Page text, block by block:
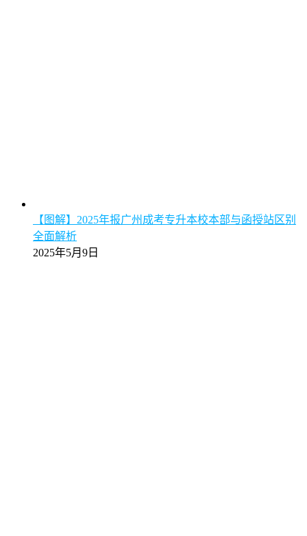
【图解】2025年报广州成考专升本校本部与函授站区别
全面解析
2025年5月9日